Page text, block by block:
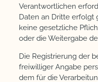
Verantwortlichen
Daten an Dritte erfolgt
keine gesetzliche
oder die Weitergabe
Die Registrierung der
freiwilliger Angabe
dem für die